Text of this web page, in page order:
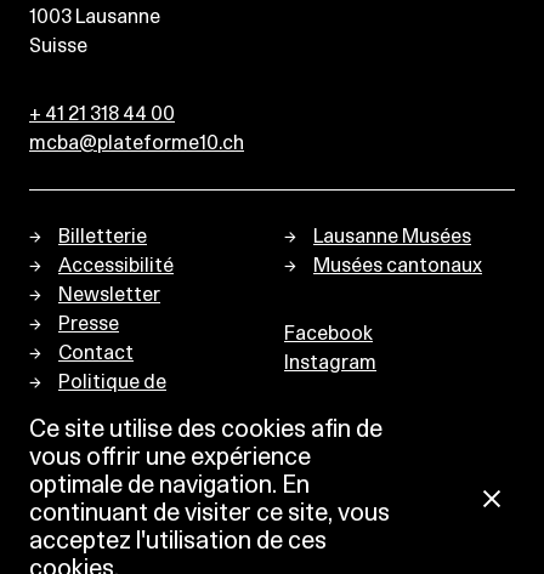
Ce site utilise des cookies afin de
vous offrir une expérience
optimale de navigation. En
continuant de visiter ce site, vous
acceptez l'utilisation de ces
cookies.
1003 Lausanne
Suisse
+ 41 21 318 44 00
mcba@plateforme10.ch
Billetterie
Accessibilité
Newsletter
Presse
Contact
Politique de
Lausanne Musées
Musées cantonaux
Facebook
Instagram